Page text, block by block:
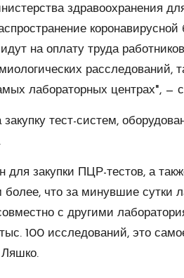
здравоохранения
на оплату труда
расследований,
лабораторных центрах", —
тест-систем,
для закупки ПЦР-тестов, а
более, что за минувшие сутки
с другими
100 исследований, это